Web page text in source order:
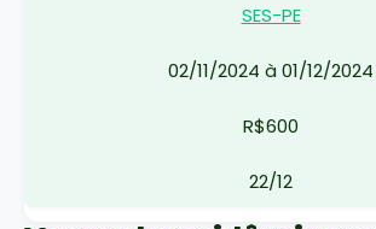
SES-PE
02/11/2024 à 01/12/2024
R$600
22/12